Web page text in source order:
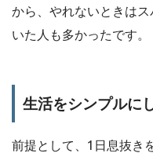
から、やれないときは
いた人も多かったです。
生活をシンプルに
前提として、1日息抜き